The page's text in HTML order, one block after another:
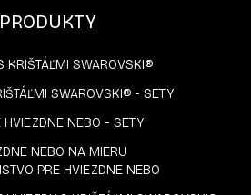
PRODUKTY
KRIŠTÁĽMI SWAROVSKI®
SWAROVSKI® - SETY
HVIEZDNE NEBO - SETY
NEBO NA MIERU
PRE HVIEZDNE NEBO